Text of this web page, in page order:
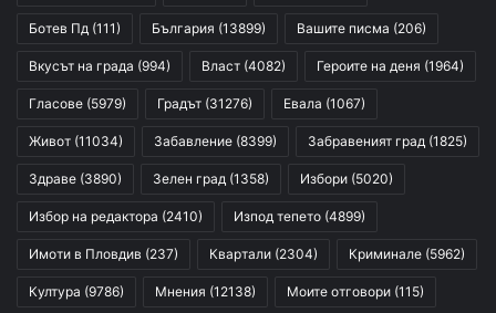
Ботев Пд (111) България (13899) Вашите писма (206)
Вкусът на града (994) Власт (4082) Героите на деня (1964)
Гласове (5979) Градът (31276) Евала (1067)
Живот (11034) Забавление (8399) Забравеният град (1825)
Здраве (3890) Зелен град (1358) Избори (5020)
Избор на редактора (2410) Изпод тепето (4899)
Имоти в Пловдив (237) Квартали (2304) Криминале (5962)
Култура (9786) Мнения (12138) Моите отговори (115)